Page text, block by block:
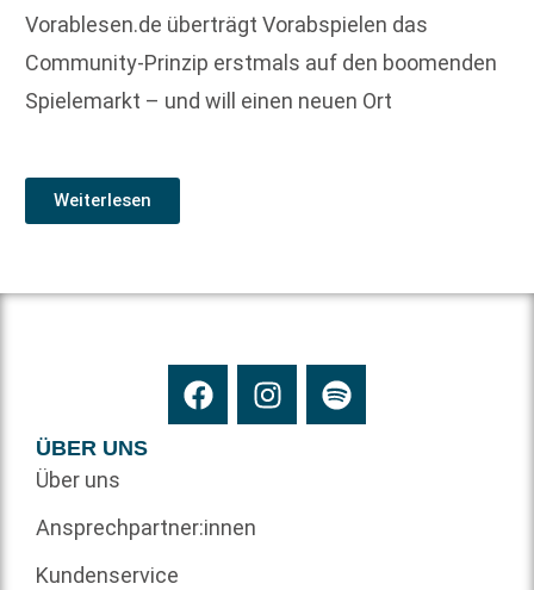
Vorablesen.de überträgt Vorabspielen das
Community-Prinzip erstmals auf den boomenden
Spielemarkt – und will einen neuen Ort
Weiterlesen
ÜBER UNS
Über uns
Ansprechpartner:innen
Kundenservice